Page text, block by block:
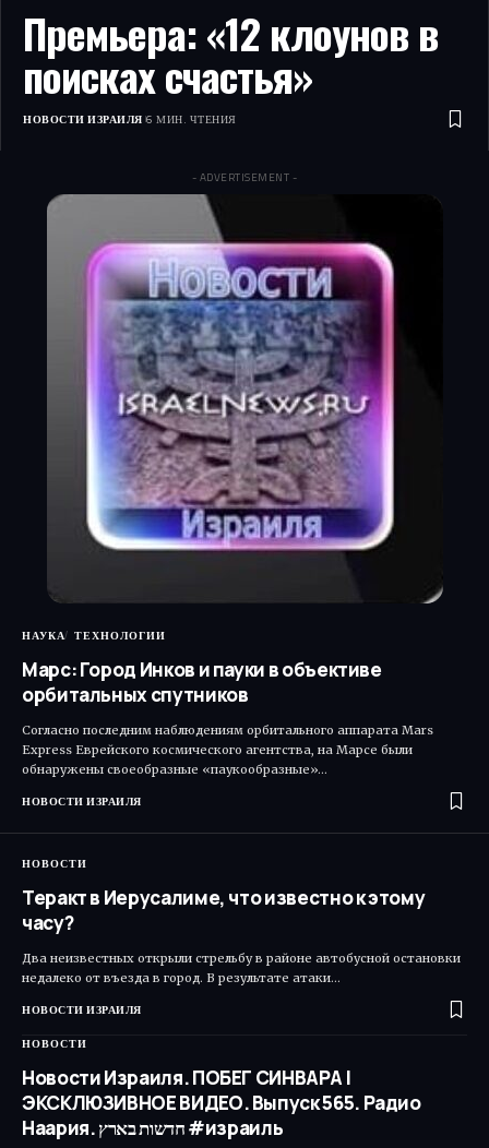
Премьера: «12 клоунов в
поисках счастья»
НОВОСТИ ИЗРАИЛЯ 6 МИН. ЧТЕНИЯ
- ADVERTISEMENT -
НАУКА ТЕХНОЛОГИИ
Марс: Город Инков и пауки в объективе
орбитальных спутников
Согласно последним наблюдениям орбитального аппарата Mars
Express Еврейского космического агентства, на Марсе были
обнаружены своеобразные «паукообразные»…
НОВОСТИ ИЗРАИЛЯ
НОВОСТИ
Теракт в Иерусалиме, что известно к этому
часу?
Два неизвестных открыли стрельбу в районе автобусной остановки
недалеко от въезда в город. В результате атаки…
НОВОСТИ ИЗРАИЛЯ
НОВОСТИ
Новости Израиля. ПОБЕГ СИНВАРА |
ЭКСКЛЮЗИВНОЕ ВИДЕО. Выпуск 565. Радио
Наария. חדשות בארץ #израиль